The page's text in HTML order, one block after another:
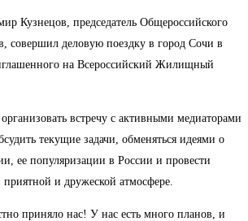
Кузнецов, председатель Общероссийского
совершил деловую поездку в город Сочи в
на Всероссийский Жилищный
встречу с активными медиаторами
текущие задачи, обменяться идеями о
ее популяризации в России и провести
приятной и дружеской атмосфере.
приняло нас! У нас есть много планов, и